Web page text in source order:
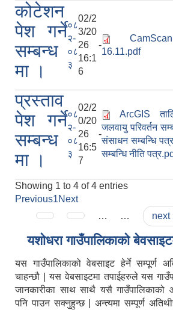
कोटेशन
पेश गर्ने
सम्बन्ध
मा ।
०८
२-
०८
३
02/2
3/20
26 -
16:1
6
16.11.pdf
प्रस्ताव
पेश गर्ने
सम्बन्ध
मा ।
०८
२-
०८
३
02/2
0/20
26 -
16:5
7
ArcGIS
जलवायु परिवर्तन
संसाधन सम्बन्धि
सम्बन्धि नीति
Showing 1 to 4 of 4 entries
Previous1Next
Pages … … next
यशाेधरा गाउँपालिकाकाे
यस गाउँपालिकाको वेबसाइट हेर्ने सम्पूर्ण
चाहन्छौ | यस वेबसाइटमा तपाईहरुले यस
जानकारीका साथ साथै यसै गाउँपालिकाको
पनि पाउन सक्नुहुन्छ | अन्त्यमा सम्पूर्ण